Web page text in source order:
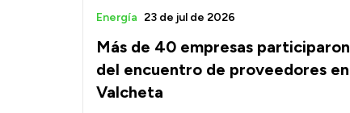
Más de 40 empresas participaron
del encuentro de proveedores en
Valcheta
Energía 23 de jul de 2026